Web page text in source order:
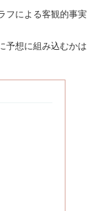
フによる客観的事実
予想に組み込むかは